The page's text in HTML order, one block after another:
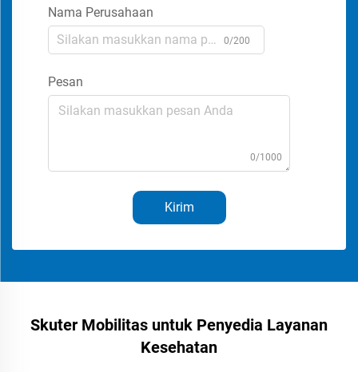
Nama Perusahaan
0/200
Pesan
0/1000
Kirim
Skuter Mobilitas untuk Penyedia Layanan
Kesehatan